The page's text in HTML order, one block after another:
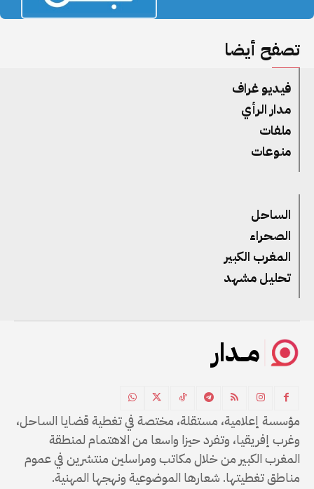
تصفح أيضا
فيديو غراف
مدار الرأي
ملفات
منوعات
الساحل
الصحراء
المغرب الكبير
تحليل مشهد
مــدار
مؤسسة إعلامية، مستقلة، مختصة في تغطية قضايا الساحل،
وغرب إفريقيا، وتفرد حيزا واسعا من الاهتمام لمنطقة
المغرب الكبير من خلال مكاتب ومراسلين منتشرين في عموم
مناطق تغطيتها. شعارها الموضوعية ونهجها المهنية.